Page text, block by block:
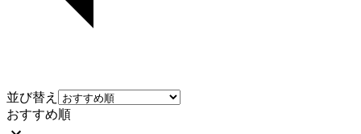
並び替え
おすすめ順